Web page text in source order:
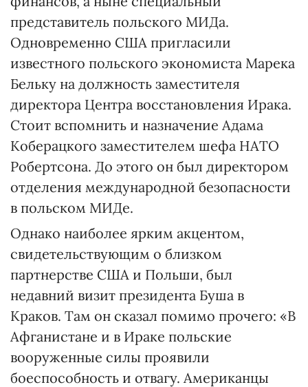
представитель польского МИДа.
Одновременно США пригласили
известного польского экономиста Марека
Бельку на должность заместителя
директора Центра восстановления Ирака.
Стоит вспомнить и назначение Адама
Коберацкого заместителем шефа НАТО
Робертсона. До этого он был директором
отделения международной безопасности
в польском МИДе.
Однако наиболее ярким акцентом,
свидетельствующим о близком
партнерстве США и Польши, был
недавний визит президента Буша в
Краков. Там он сказал помимо прочего: «В
Афганистане и в Ираке польские
вооруженные силы проявили
боеспособность и отвагу. Американцы